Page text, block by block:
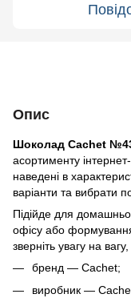
Опис
Шоколад Cachet
асортименту
наведені в
варіанти та вибрати
Підійде для
офісу або
зверніть увагу на
бренд — Cachet;
виробник —